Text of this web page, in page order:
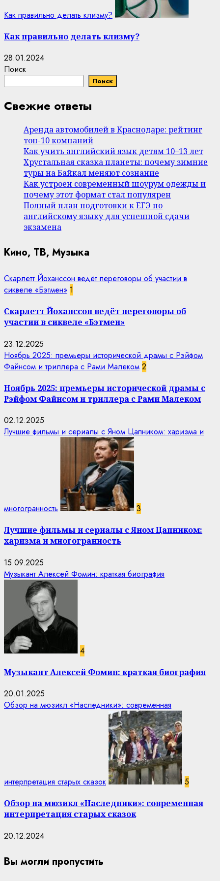
Как правильно делать клизму?
Как правильно делать клизму?
28.01.2024
Поиск
Поиск
Свежие ответы
Аренда автомобилей в Краснодаре: рейтинг
топ-10 компаний
Как учить английский язык детям 10–13 лет
Хрустальная сказка планеты: почему зимние
туры на Байкал меняют сознание
Как устроен современный шоурум одежды и
почему этот формат стал популярен
Полный план подготовки к ЕГЭ по
английскому языку для успешной сдачи
экзамена
Кино, ТВ, Музыка
Скарлетт Йоханссон ведёт переговоры об участии в
сиквеле «Бэтмен» 1
Скарлетт Йоханссон ведёт переговоры об
участии в сиквеле «Бэтмен»
23.12.2025
Ноябрь 2025: премьеры исторической драмы с Рэйфом
Файнсом и триллера с Рами Малеком 2
Ноябрь 2025: премьеры исторической драмы с
Рэйфом Файнсом и триллера с Рами Малеком
02.12.2025
Лучшие фильмы и сериалы с Яном Цапником: харизма и
многогранность 3
Лучшие фильмы и сериалы с Яном Цапником:
харизма и многогранность
15.09.2025
Музыкант Алексей Фомин: краткая биография
4
Музыкант Алексей Фомин: краткая биография
20.01.2025
Обзор на мюзикл «Наследники»: современная
интерпретация старых сказок 5
Обзор на мюзикл «Наследники»: современная
интерпретация старых сказок
20.12.2024
Вы могли пропустить